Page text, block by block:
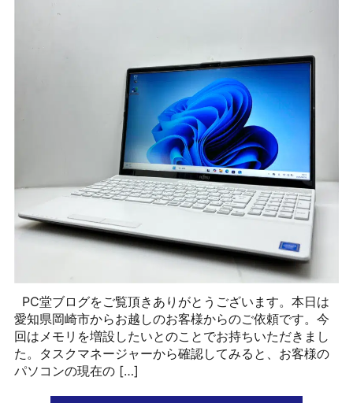
PC堂ブログをご覧頂きありがとうございます。本日は
愛知県岡崎市からお越しのお客様からのご依頼です。今
回はメモリを増設したいとのことでお持ちいただきまし
た。タスクマネージャーから確認してみると、お客様の
パソコンの現在の […]